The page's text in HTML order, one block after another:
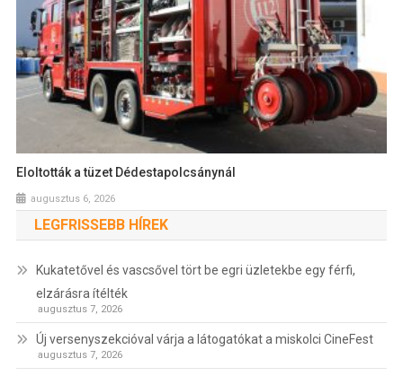
Eloltották a tüzet Dédestapolcsánynál
augusztus 6, 2026
LEGFRISSEBB HÍREK
Kukatetővel és vascsővel tört be egri üzletekbe egy férfi,
elzárásra ítélték
augusztus 7, 2026
Új versenyszekcióval várja a látogatókat a miskolci CineFest
augusztus 7, 2026